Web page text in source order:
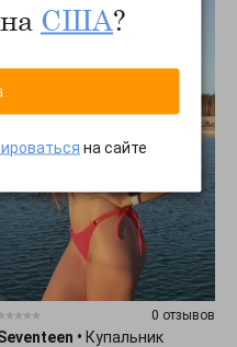
0 отзывов
• Купальник
США?
на сайте